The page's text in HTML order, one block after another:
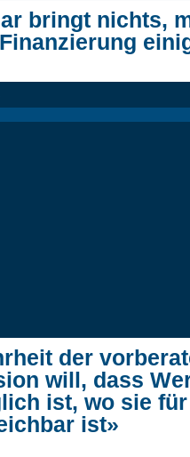
bringt nichts,
der
will, dass
ist, wo sie
ist»